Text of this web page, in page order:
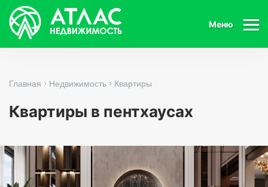
Меню
Главная Недвижимость Квартиры
Квартиры в пентхаусах